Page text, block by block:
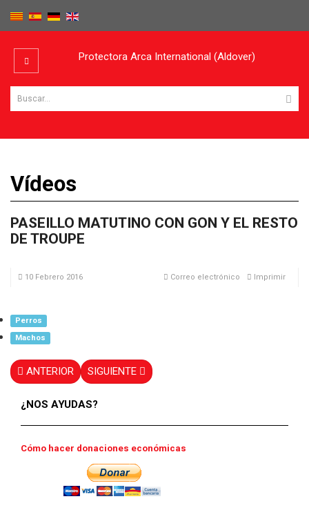
Protectora Arca International (Aldover)
Vídeos
PASEILLO MATUTINO CON GON Y EL RESTO
DE TROUPE
10 Febrero 2016 Imprimir
Correo electrónico
Perros
Machos
ANTERIOR SIGUIENTE
¿NOS AYUDAS?
Cómo hacer donaciones económicas